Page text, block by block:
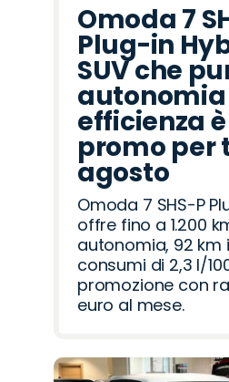
Omoda 7
Plug-in
SUV che
autonomia
efficienza
promo per
agosto
Omoda 7 SHS-P
offre fino a 1.200
autonomia, 92 km
consumi di 2,3 l/
promozione con
euro al mese.